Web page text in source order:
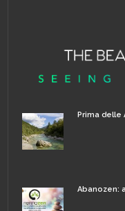
Prima delle
Abanozen: